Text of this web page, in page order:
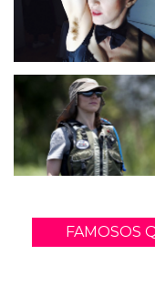
FAMOSOS